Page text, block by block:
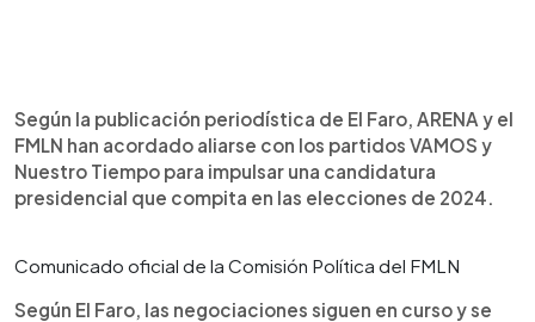
Según la publicación periodística de El Faro, ARENA y el
FMLN han acordado aliarse con los partidos VAMOS y
Nuestro Tiempo para impulsar una candidatura
presidencial que compita en las elecciones de 2024.
Comunicado oficial de la Comisión Política del FMLN
Según El Faro, las negociaciones siguen en curso y se